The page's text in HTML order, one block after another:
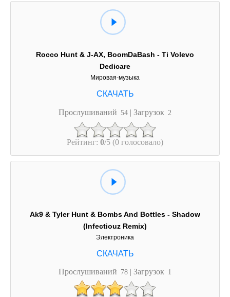
Rocco Hunt & J-AX, BoomDaBash - Ti Volevo
Dedicare
Мировая-музыка
Прослушиваний 54 | Загрузок 2
Рейтинг: 0/5 (0 голосовало)
Ak9 & Tyler Hunt & Bombs And Bottles - Shadow
(Infectiouz Remix)
Электроника
Прослушиваний 78 | Загрузок 1